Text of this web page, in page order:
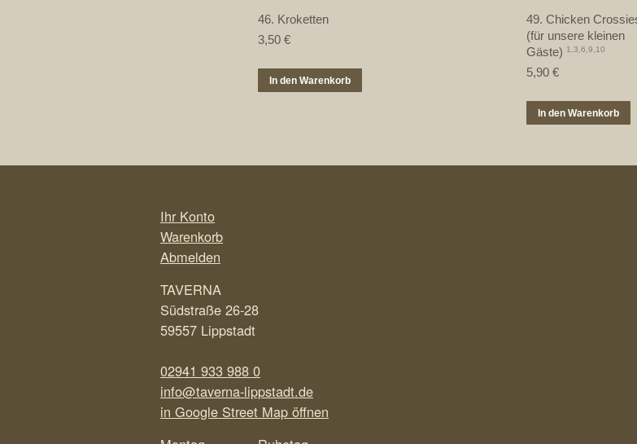
46. Kroketten
3,50 €
In den Warenkorb
49. Chicken
(für unsere kleinen
Gäste) 1,3,6,9,10
5,90 €
In den Warenkorb
Ihr Konto
Warenkorb
Abmelden
TAVERNA
Südstraße 26-28
59557 Lippstadt
02941 933 988 0
info@taverna-lippstadt.de
in Google Street Map öffnen